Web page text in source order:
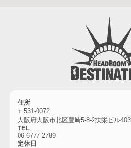
住所
〒531-0072
大阪府大阪市北区豊崎5-8-2扶栄ビル403
TEL
06-6777-2789
定休日